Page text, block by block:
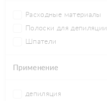
Расходные материалы
Полоски для депиляции
Шпатели
Применение
депиляция